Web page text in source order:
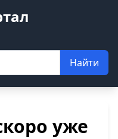
Найти
уже